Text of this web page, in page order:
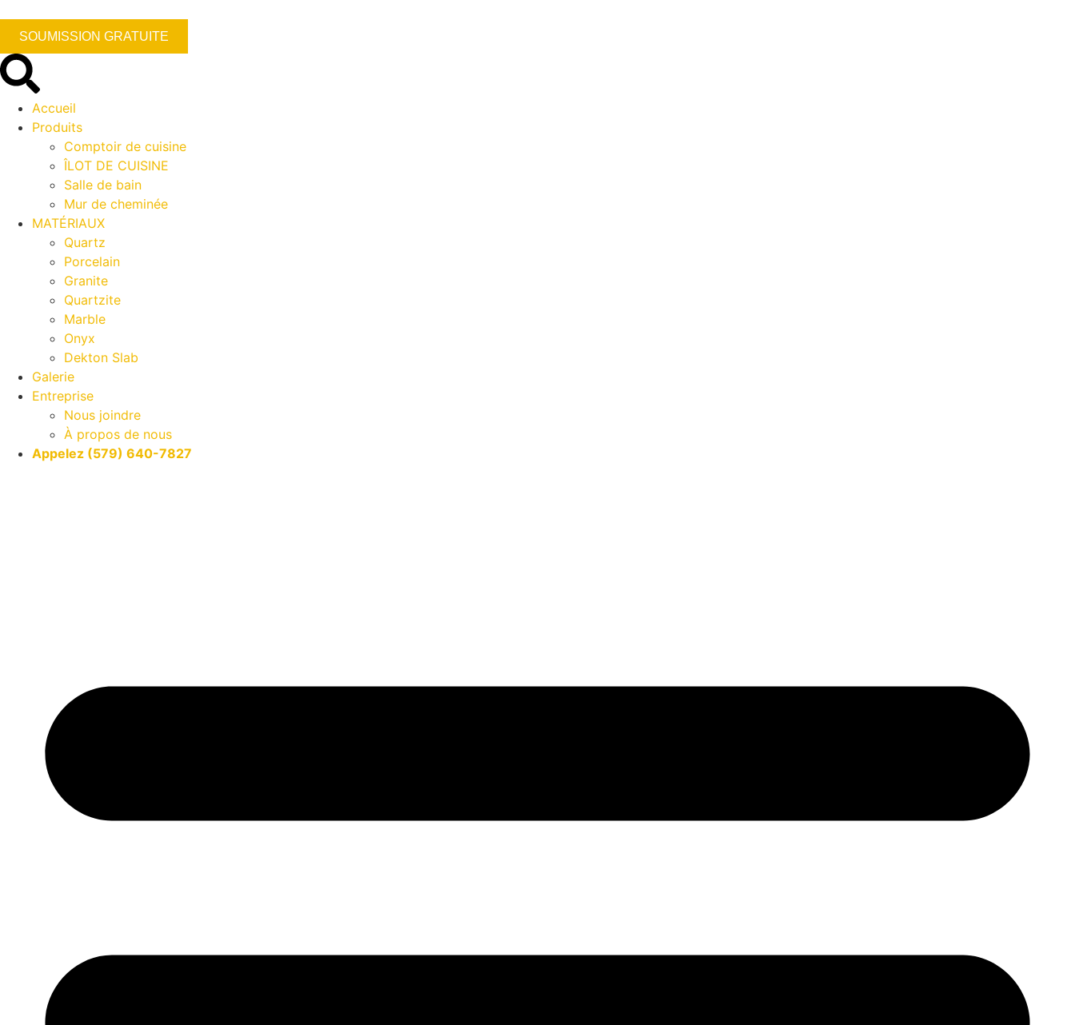
SOUMISSION GRATUITE
Accueil
Produits
Comptoir de cuisine
ÎLOT DE CUISINE
Salle de bain
Mur de cheminée
MATÉRIAUX
Quartz
Porcelain
Granite
Quartzite
Marble
Onyx
Dekton Slab
Galerie
Entreprise
Nous joindre
À propos de nous
Appelez (579) 640-7827